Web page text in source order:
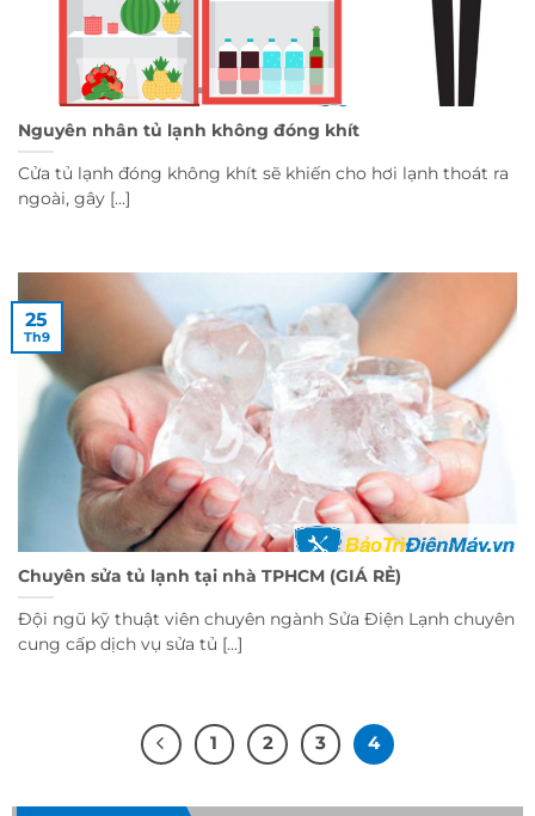
Nguyên nhân tủ lạnh không đóng khít
Cửa tủ lạnh đóng không khít sẽ khiến cho hơi lạnh thoát ra
ngoài, gây [...]
Chuyên sửa tủ lạnh tại nhà TPHCM (GIÁ RẺ)
Đội ngũ kỹ thuật viên chuyên ngành Sửa Điện Lạnh chuyên
cung cấp dịch vụ sửa tủ [...]
25
Th9
1 2 3 4